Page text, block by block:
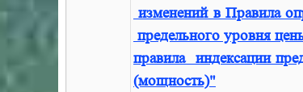
изменений в Правила
предельного уровня
правила индексации
(мощность)"